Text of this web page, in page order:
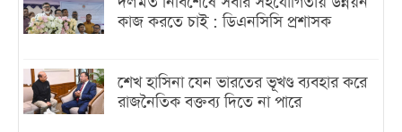
কাজ করতে চাই : ডিএনসিসি প্রশাসক
শেখ হাসিনা যেন ভারতের ভূখণ্ড ব্যবহার করে
রাজনৈতিক বক্তব্য দিতে না পারে